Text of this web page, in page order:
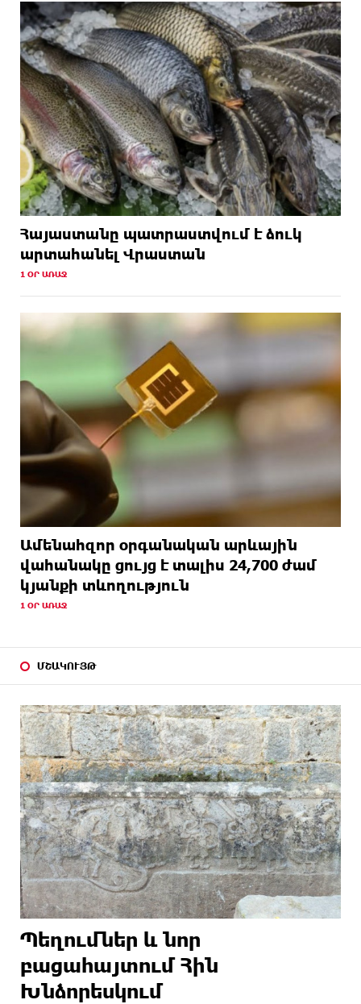
Հայաստանը պատրաստվում է ձուկ
արտահանել Վրաստան
1 ՕՐ ԱՌԱՋ
Ամենահզոր օրգանական արևային
վահանակը ցույց է տալիս 24,700 ժամ
կյանքի տևողություն
1 ՕՐ ԱՌԱՋ
ՄՇԱԿՈՒՅԹ
Պեղումներ և նոր
բացահայտում Հին
Խնձորեսկում